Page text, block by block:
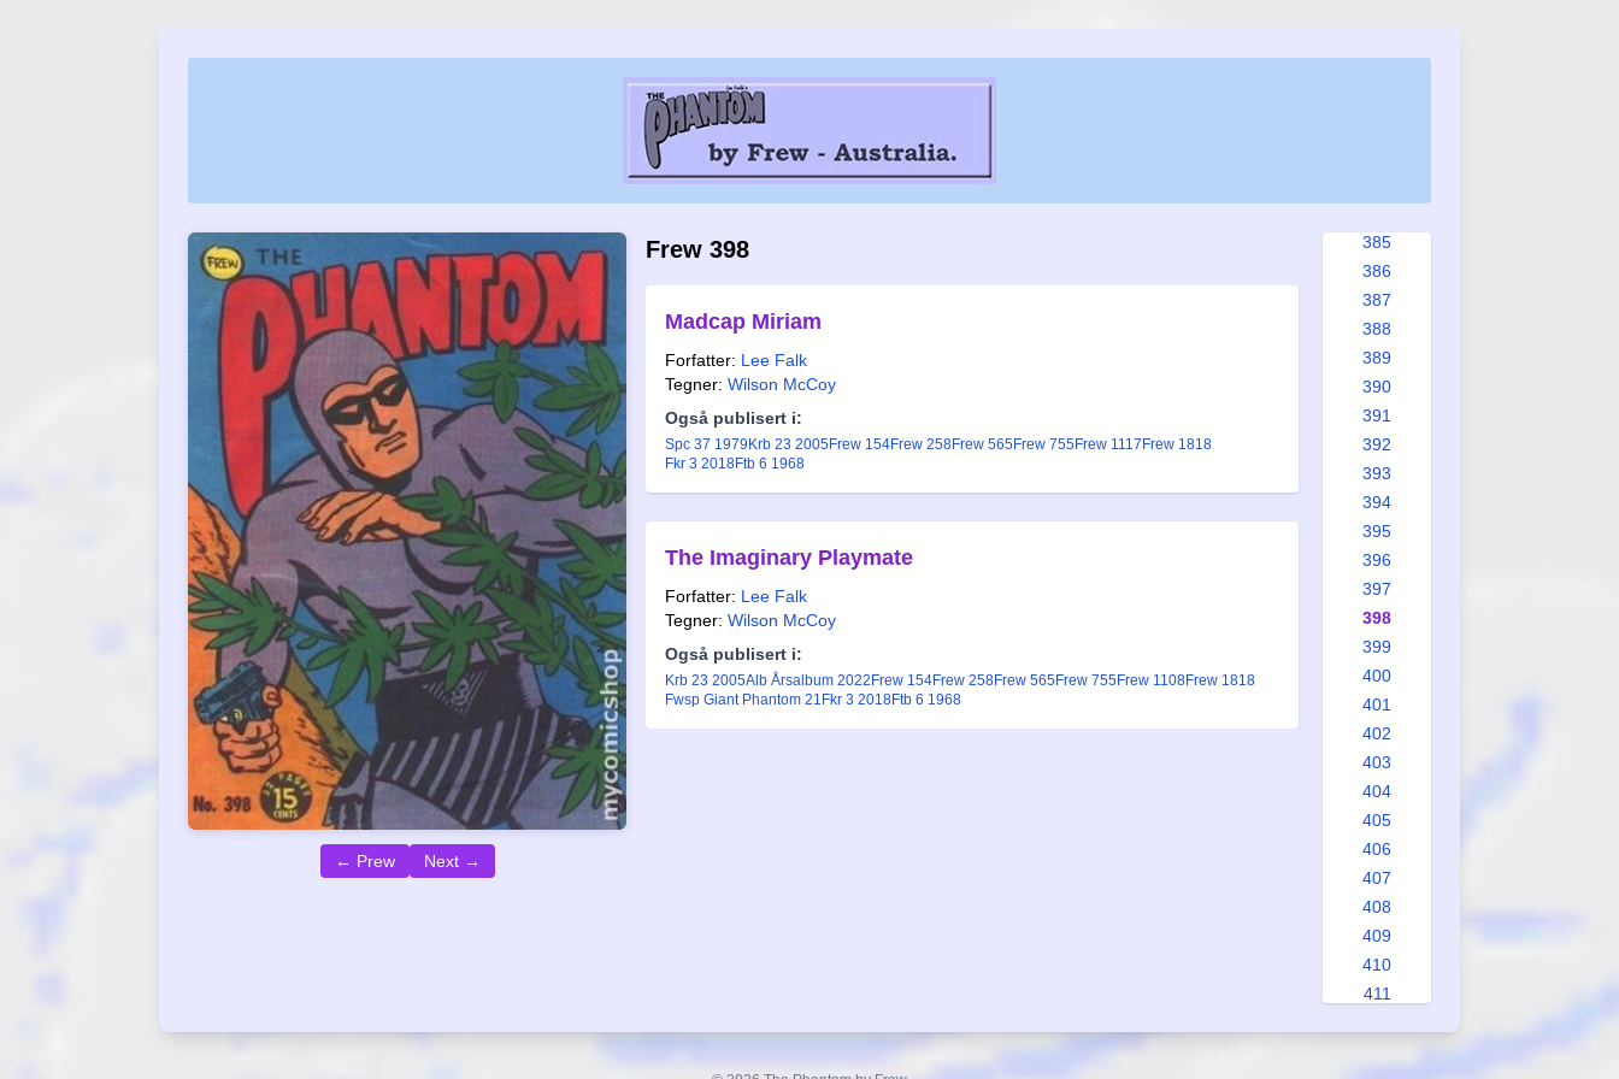
← Prew Next →
Frew 398
Madcap Miriam
Forfatter: Lee Falk
Tegner: Wilson McCoy
Også publisert i:
Spc 37 1979 Krb 23 2005Frew 154Frew 258Frew 565Frew 755Frew 1117 Frew 1818
Fkr 3 2018Ftb 6 1968
The Imaginary Playmate
Forfatter: Lee Falk
Tegner: Wilson McCoy
Også publisert i:
Krb 23 2005Alb Årsalbum 2022 Frew 154Frew 258Frew 565Frew 755Frew 1108Frew 1818
Fwsp Giant Phantom 21 Fkr 3 2018Ftb 6 1968
385
386
387
388
389
390
391
392
393
394
395
396
397
398
399
400
401
402
403
404
405
406
407
408
409
410
411